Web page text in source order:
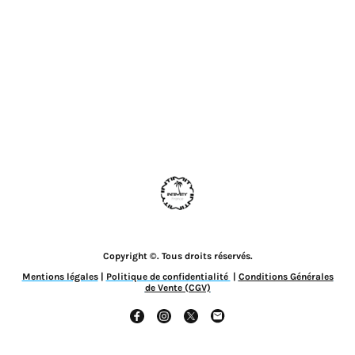
Copyright ©. Tous droits réservés.
Mentions légales| Politique de confidentialité | Conditions Générales
de Vente (CGV)